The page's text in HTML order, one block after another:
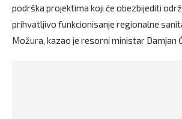
podrška projektima koji će obezbijediti
prihvatljivo funkcionisanje regionalne
Možura, kazao je resorni ministar Damjan